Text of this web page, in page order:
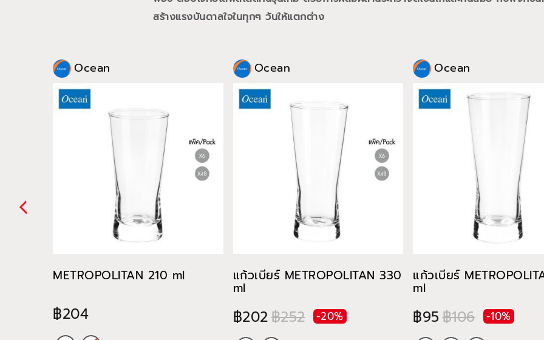
สร้างแรงบันดาลใจในทุกๆ วันให้แตกต่าง
Ocean
METROPOLITAN 210 ml
฿204
Ocean
แก้วเบียร์ METROPOLITAN 330
ml
฿202฿252 -20%
Ocean
แก้วเบียร์
ml
฿95฿106 -10%